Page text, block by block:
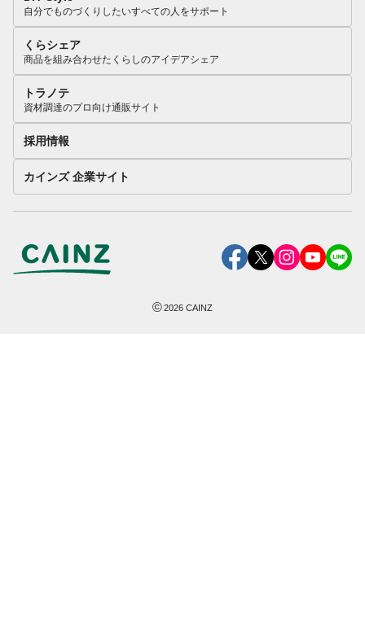
自分でものづくりしたいすべての人をサポート
くらシェア
商品を組み合わせたくらしのアイデアシェア
トラノテ
資材調達のプロ向け通販サイト
採用情報
カインズ 企業サイト
©2026 CAINZ